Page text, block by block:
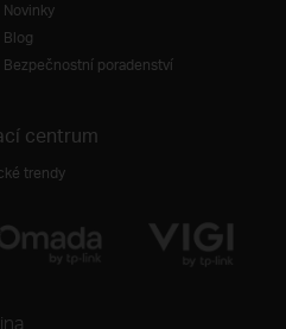
Novinky
Blog
Bezpečnostní poradenství
centrum
trendy